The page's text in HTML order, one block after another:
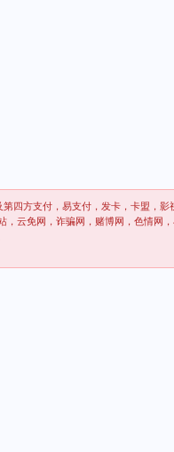
四方支付，易支付，发卡，卡盟，
，云免网，诈骗网，赌博网，色情网